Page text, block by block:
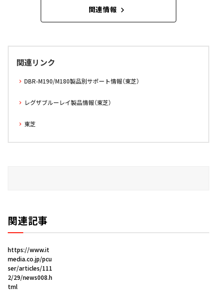
関連情報
関連リンク
DBR-M190/M180製品別サポート情報（東芝）
レグザブルーレイ製品情報（東芝）
東芝
関連記事
https://www.it
media.co.jp/pcu
ser/articles/111
2/29/news008.h
tml